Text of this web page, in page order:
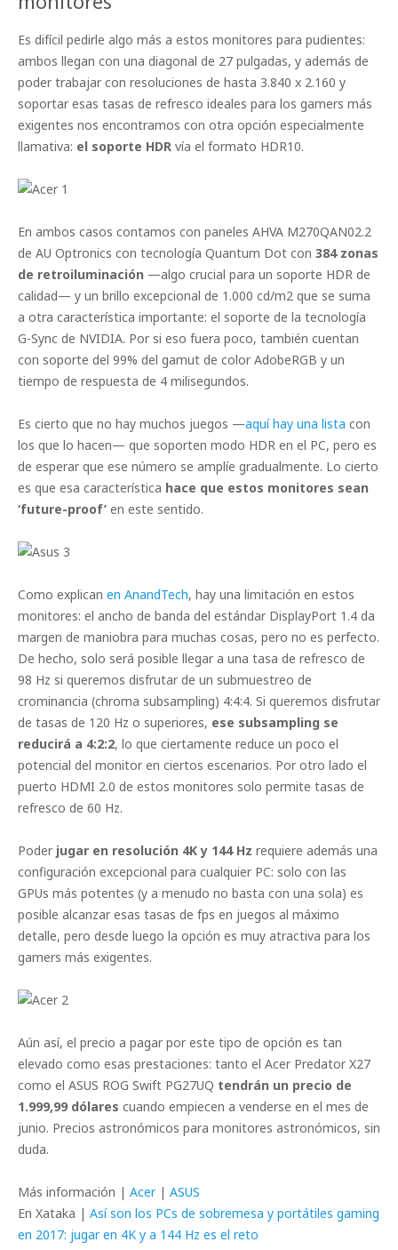
Es difícil pedirle algo más a estos monitores para pudientes:
ambos llegan con una diagonal de 27 pulgadas, y además de
poder trabajar con resoluciones de hasta 3.840 x 2.160 y
soportar esas tasas de refresco ideales para los gamers más
exigentes nos encontramos con otra opción especialmente
llamativa: el soporte HDR vía el formato HDR10.
En ambos casos contamos con paneles AHVA M270QAN02.2
de AU Optronics con tecnología Quantum Dot con 384 zonas
de retroiluminación —algo crucial para un soporte HDR de
calidad— y un brillo excepcional de 1.000 cd/m2 que se suma
a otra característica importante: el soporte de la tecnología
G-Sync de NVIDIA. Por si eso fuera poco, también cuentan
con soporte del 99% del gamut de color AdobeRGB y un
tiempo de respuesta de 4 milisegundos.
Es cierto que no hay muchos juegos —aquí hay una lista con
los que lo hacen— que soporten modo HDR en el PC, pero es
de esperar que ese número se amplíe gradualmente. Lo cierto
es que esa característica hace que estos monitores sean
‘future-proof’ en este sentido.
Como explican en AnandTech, hay una limitación en estos
monitores: el ancho de banda del estándar DisplayPort 1.4 da
margen de maniobra para muchas cosas, pero no es perfecto.
De hecho, solo será posible llegar a una tasa de refresco de
98 Hz si queremos disfrutar de un submuestreo de
crominancia (chroma subsampling) 4:4:4. Si queremos disfrutar
de tasas de 120 Hz o superiores, ese subsampling se
reducirá a 4:2:2, lo que ciertamente reduce un poco el
potencial del monitor en ciertos escenarios. Por otro lado el
puerto HDMI 2.0 de estos monitores solo permite tasas de
refresco de 60 Hz.
Poder jugar en resolución 4K y 144 Hz requiere además una
configuración excepcional para cualquier PC: solo con las
GPUs más potentes (y a menudo no basta con una sola) es
posible alcanzar esas tasas de fps en juegos al máximo
detalle, pero desde luego la opción es muy atractiva para los
gamers más exigentes.
Aún así, el precio a pagar por este tipo de opción es tan
elevado como esas prestaciones: tanto el Acer Predator X27
como el ASUS ROG Swift PG27UQ tendrán un precio de
1.999,99 dólares cuando empiecen a venderse en el mes de
junio. Precios astronómicos para monitores astronómicos, sin
duda.
Más información | Acer| ASUS
En Xataka | Así son los PCs de sobremesa y portátiles gaming
en 2017: jugar en 4K y a 144 Hz es el reto